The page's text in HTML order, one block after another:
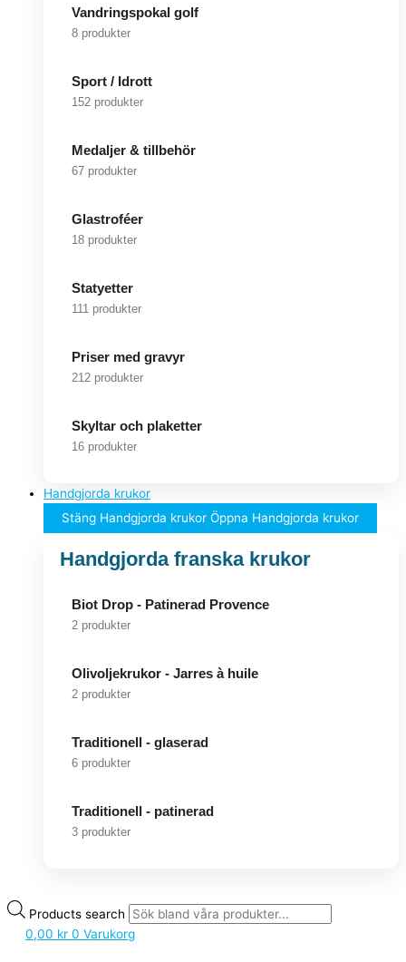
Vandringspokal golf
8 produkter
Sport / Idrott
152 produkter
Medaljer & tillbehör
67 produkter
Glastroféer
18 produkter
Statyetter
111 produkter
Priser med gravyr
212 produkter
Skyltar och plaketter
16 produkter
Handgjorda krukor
Stäng Handgjorda krukor Öppna Handgjorda krukor
Handgjorda franska krukor
Biot Drop - Patinerad Provence
2 produkter
Olivoljekrukor - Jarres à huile
2 produkter
Traditionell - glaserad
6 produkter
Traditionell - patinerad
3 produkter
Products search
0,00 kr 0 Varukorg